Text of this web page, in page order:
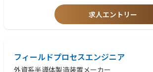
エスカレーション対応、システムアップグレード、
良好な顧客関係を構築する。
求人エントリー
フィールドプロセスエンジニア
外資系半導体製造装置メーカー